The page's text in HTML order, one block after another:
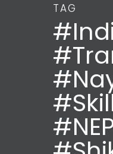
TAG